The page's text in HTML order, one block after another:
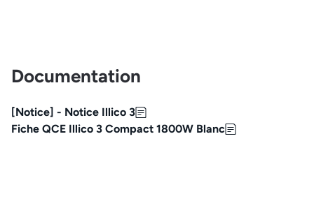
Documentation
[Notice] - Notice Illico 3
Fiche QCE Illico 3 Compact 1800W Blanc